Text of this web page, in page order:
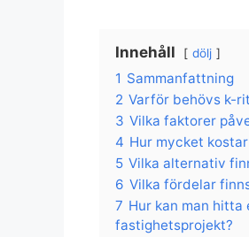
Innehåll dölj
1 Sammanfattning
2 Varför behövs k-
3 Vilka faktorer
4 Hur mycket
5 Vilka alternativ
6 Vilka fördelar
7 Hur kan man
fastighetsprojekt?